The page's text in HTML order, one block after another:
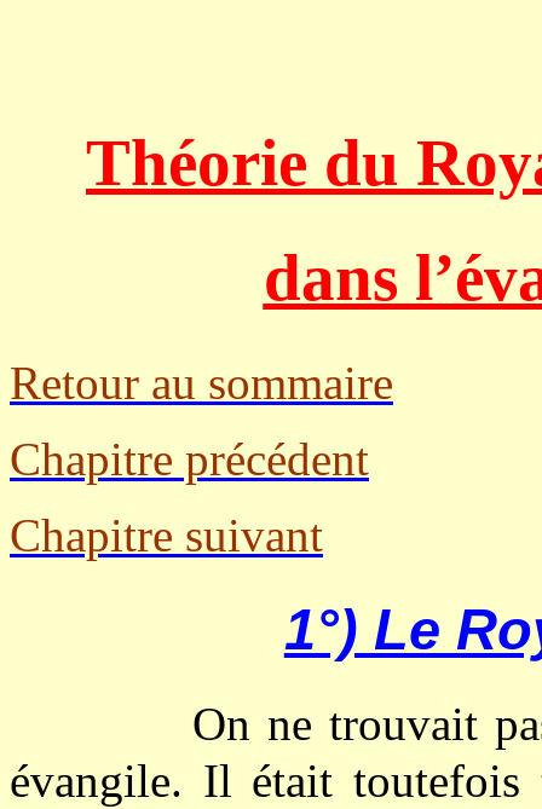
Théorie du
dans
Retour au sommaire
Chapitre précédent
Chapitre suivant
1°) Le
On ne trouvait
évangile. Il était toutefois